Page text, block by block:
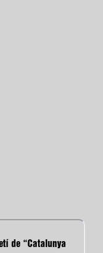
de “Catalunya